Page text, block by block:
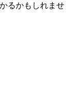
るかもしれませ